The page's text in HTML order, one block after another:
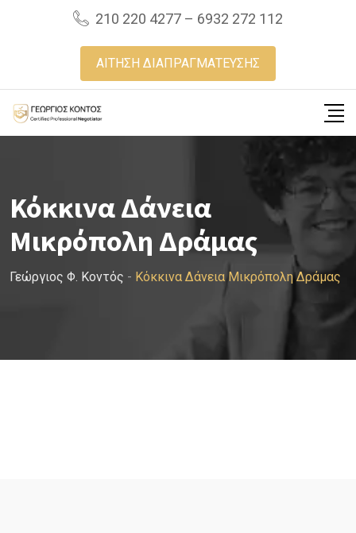
210 220 4277 – 6932 272 112
ΑΙΤΗΣΗ ΔΙΑΠΡΑΓΜΑΤΕΥΣΗΣ
Κόκκινα Δάνεια
Μικρόπολη Δράμας
Γεώργιος Φ. Κοντός - Κόκκινα Δάνεια Μικρόπολη Δράμας